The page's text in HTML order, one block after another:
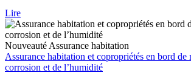
Lire
Nouveauté Assurance habitation
Assurance habitation et copropriétés en bord de
corrosion et de l’humidité